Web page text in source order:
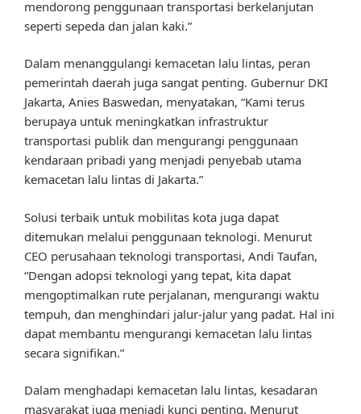
mendorong penggunaan transportasi berkelanjutan
seperti sepeda dan jalan kaki.”
Dalam menanggulangi kemacetan lalu lintas, peran
pemerintah daerah juga sangat penting. Gubernur DKI
Jakarta, Anies Baswedan, menyatakan, “Kami terus
berupaya untuk meningkatkan infrastruktur
transportasi publik dan mengurangi penggunaan
kendaraan pribadi yang menjadi penyebab utama
kemacetan lalu lintas di Jakarta.”
Solusi terbaik untuk mobilitas kota juga dapat
ditemukan melalui penggunaan teknologi. Menurut
CEO perusahaan teknologi transportasi, Andi Taufan,
“Dengan adopsi teknologi yang tepat, kita dapat
mengoptimalkan rute perjalanan, mengurangi waktu
tempuh, dan menghindari jalur-jalur yang padat. Hal ini
dapat membantu mengurangi kemacetan lalu lintas
secara signifikan.”
Dalam menghadapi kemacetan lalu lintas, kesadaran
masyarakat juga menjadi kunci penting. Menurut